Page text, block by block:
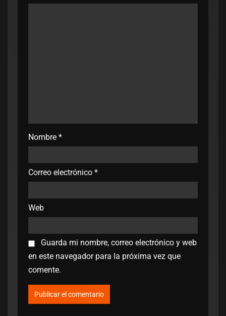
Nombre *
Correo electrónico *
Web
Guarda mi nombre, correo electrónico y web
en este navegador para la próxima vez que
comente.